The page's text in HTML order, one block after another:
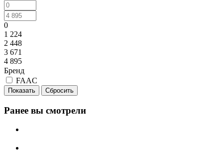
0
1 224
2 448
3 671
4 895
Бренд
FAAC
Сбросить
Ранее вы смотрели